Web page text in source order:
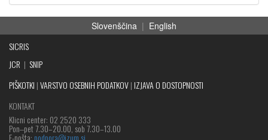
Slovenščina | English
SICRIS
JCR | SNIP
PIŠKOTKI |VARSTVO OSEBNIH PODATKOV| IZJAVA O DOSTOPNOSTI
KONTAKT
Klicni center: 02 2520 333
Pon‒pet 7.30–20.00, sob 7.30–13.00
E-pošta: podpora@izum.si